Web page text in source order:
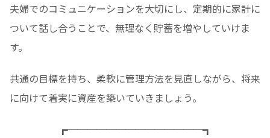
夫婦でのコミュニケーションを大切にし、定期的に家計に
ついて話し合うことで、無理なく貯蓄を増やしていけま
す。
共通の目標を持ち、柔軟に管理方法を見直しながら、将来
に向けて着実に資産を築いていきましょう。
┏──────────────┓